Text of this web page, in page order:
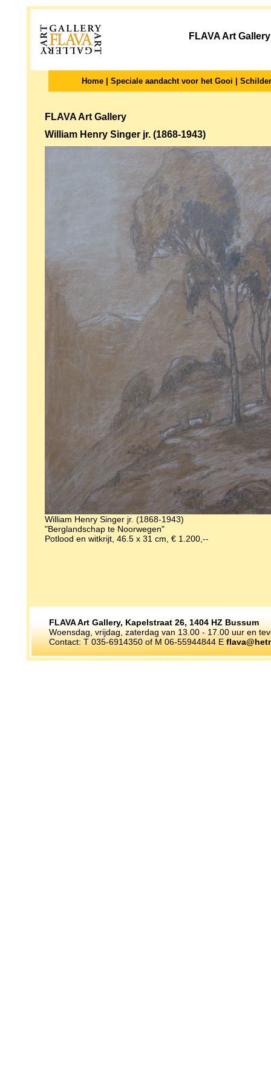
FLAVA Art
Home Speciale aandacht voor het Gooi
FLAVA Art Gallery
William Henry Singer jr. (1868-1943)
William Henry Singer jr. (1868-1943)
"Berglandschap te Noorwegen"
Potlood en witkrijt, 46.5 x 31 cm, € 1.200,--
FLAVA Art Gallery, Kapelstraat 26, 1404 HZ Bussum
Woensdag, vrijdag, zaterdag van 13.00 - 17.00 uur en
Contact: T 035-6914350 of M 06-55944844 E